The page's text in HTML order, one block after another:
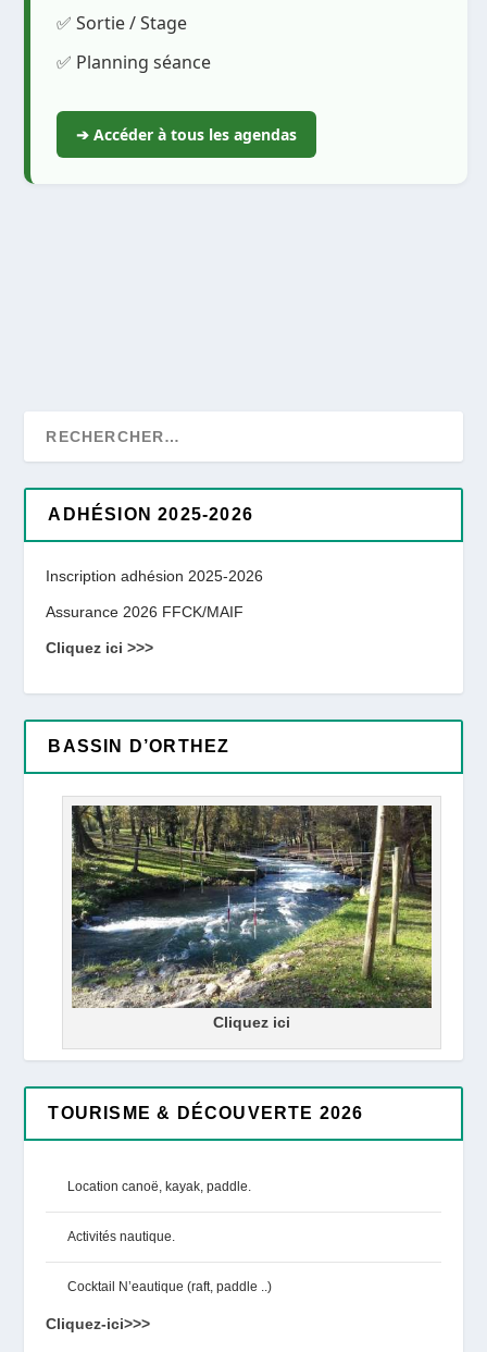
✅ Sortie / Stage
✅ Planning séance
➔ Accéder à tous les agendas
ADHÉSION 2025-2026
Inscription adhésion 2025-2026
Assurance 2026 FFCK/MAIF
Cliquez ici >>>
BASSIN D’ORTHEZ
Cliquez ici
TOURISME & DÉCOUVERTE 2026
Location canoë, kayak, paddle.
Activités nautique.
Cocktail N’eautique (raft, paddle ..)
Cliquez-ici>>>